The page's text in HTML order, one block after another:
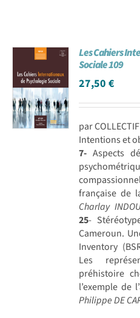
Les Cahiers
Sociale 109
27,50€
par
Intentions et
7- Aspects
française de
Charlay
25-
Cameroun.
Inventory
Les
préhistoire
l’exemple de
Philippe DE